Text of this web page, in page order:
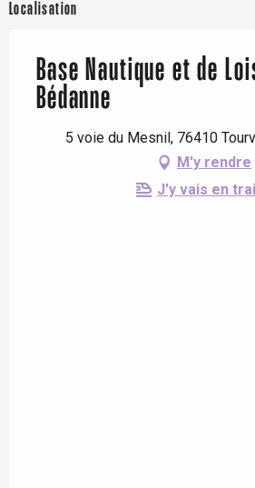
Localisation
Base Nautique et de
Bédanne
5 voie du Mesnil, 76410
M'y rendre
J'y vais en